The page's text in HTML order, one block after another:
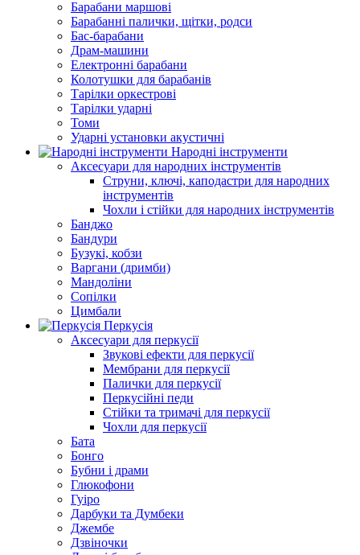
Барабани маршові
Барабанні палички, щітки, родси
Бас-барабани
Драм-машини
Електронні барабани
Колотушки для барабанів
Тарілки оркестрові
Тарілки ударні
Томи
Ударні установки акустичні
Народні інструменти
Аксесуари для народних інструментів
Струни, ключі, каподастри для народних
інструментів
Чохли і стійки для народних інструментів
Банджо
Бандури
Бузукі, кобзи
Варгани (дримби)
Мандоліни
Сопілки
Цимбали
Перкусія
Аксесуари для перкусії
Звукові ефекти для перкусії
Мембрани для перкусії
Палички для перкусії
Перкусійні педи
Стійки та тримачі для перкусії
Чохли для перкусії
Бата
Бонго
Бубни і драми
Глюкофони
Гуіро
Дарбуки та Думбеки
Джембе
Дзвіночки